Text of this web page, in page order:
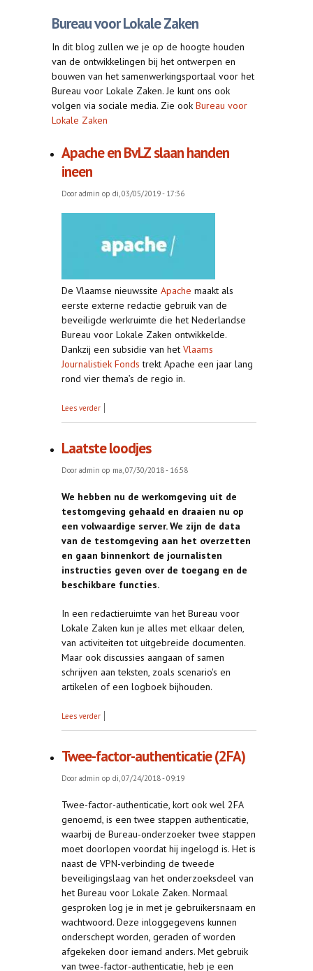
Bureau voor Lokale Zaken
In dit blog zullen we je op de hoogte houden
van de ontwikkelingen bij het ontwerpen en
bouwen van het samenwerkingsportaal voor het
Bureau voor Lokale Zaken. Je kunt ons ook
volgen via sociale media. Zie ook Bureau voor
Lokale Zaken
Apache en BvLZ slaan handen
ineen
Door admin op di, 03/05/2019 - 17:36
De Vlaamse nieuwssite Apache maakt als
eerste externe redactie gebruik van de
beveiligde werkruimte die het Nederlandse
Bureau voor Lokale Zaken ontwikkelde.
Dankzij een subsidie van het Vlaams
Journalistiek Fonds trekt Apache een jaar lang
rond vier thema’s de regio in.
Lees verder over Apache en BvLZ slaan handen ineen
Laatste loodjes
Door admin op ma, 07/30/2018 - 16:58
We hebben nu de werkomgeving uit de
testomgeving gehaald en draaien nu op
een volwaardige server. We zijn de data
van de testomgeving aan het overzetten
en gaan binnenkort de journalisten
instructies geven over de toegang en de
beschikbare functies.
In een redactieruimte van het Bureau voor
Lokale Zaken kun je alles met elkaar delen,
van activiteiten tot uitgebreide documenten.
Maar ook discussies aangaan of samen
schrijven aan teksten, zoals scenario's en
artikelen of een logboek bijhouden.
Lees verder over Laatste loodjes
Twee-factor-authenticatie (2FA)
Door admin op di, 07/24/2018 - 09:19
Twee-factor-authenticatie, kort ook wel 2FA
genoemd, is een twee stappen authenticatie,
waarbij de Bureau-onderzoeker twee stappen
moet doorlopen voordat hij ingelogd is. Het is
naast de VPN-verbinding de tweede
beveiligingslaag van het onderzoeksdeel van
het Bureau voor Lokale Zaken. Normaal
gesproken log je in met je gebruikersnaam en
wachtwoord. Deze inloggegevens kunnen
onderschept worden, geraden of worden
afgekeken door iemand anders. Met gebruik
van twee-factor-authenticatie, heb je een